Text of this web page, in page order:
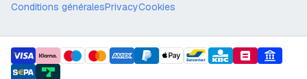
Conditions généralesPrivacyCookies
payment methods